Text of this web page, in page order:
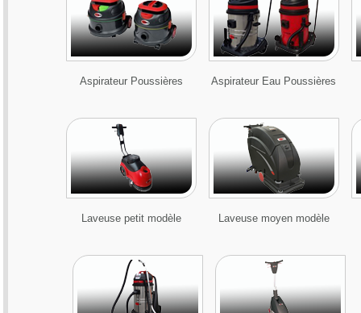
Aspirateur Poussières Aspirateur Eau Poussières
Laveuse petit modèle Laveuse moyen modèle